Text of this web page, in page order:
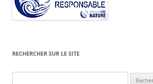
RECHERCHER SUR LE SITE